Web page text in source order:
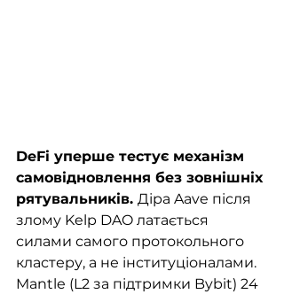
DeFi уперше тестує механізм
самовідновлення без зовнішніх
рятувальників. Діра Aave після
злому Kelp DAO латається
силами самого протокольного
кластеру, а не інституціоналами.
Mantle (L2 за підтримки Bybit) 24